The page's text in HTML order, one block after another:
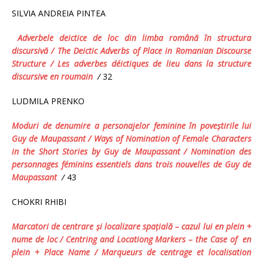
SILVIA ANDREIA PINTEA
Adverbele deictice de loc din limba română în structura
discursivă/ The Deictic Adverbs of Place in Romanian Discourse
Structure /Les adverbes déictiques de lieu dans la structure
discursive en roumain /32
LUDMILA PRENKO
Moduri de denumire a personajelor feminine în poveştirile lui
Guy de Maupassant/ Ways of Nomination of Female Characters
in the Short Stories by Guy de Maupassant /Nomination des
personnages féminins essentiels dans trois nouvelles de Guy de
Maupassant /43
CHOKRI RHIBI
Marcatoride centrare şi localizare spaţială –cazul luien plein+
nume de loc / Centring and Locationg Markers–the Case of en
plein + Place Name/Marqueurs de centrage et localisation